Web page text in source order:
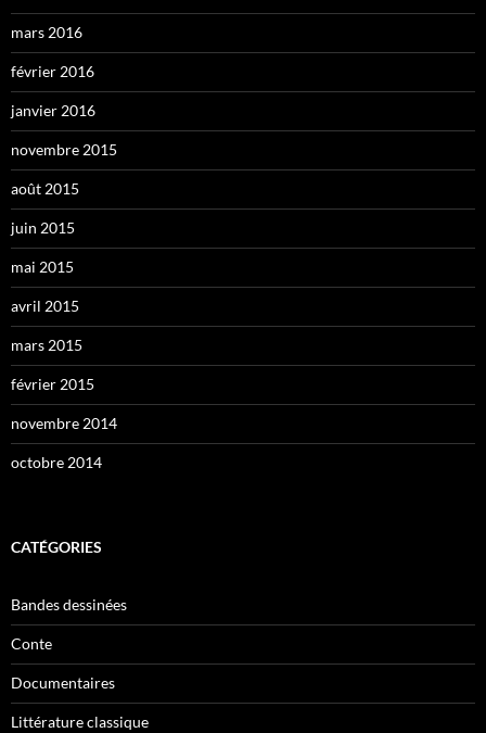
mars 2016
février 2016
janvier 2016
novembre 2015
août 2015
juin 2015
mai 2015
avril 2015
mars 2015
février 2015
novembre 2014
octobre 2014
CATÉGORIES
Bandes dessinées
Conte
Documentaires
Littérature classique